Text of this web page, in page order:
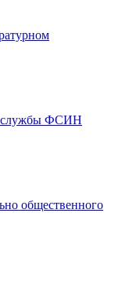
службы ФСИН
общественного